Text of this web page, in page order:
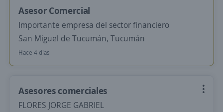
Asesor Comercial
Importante empresa del sector financiero
San Miguel de Tucumán, Tucumán
Hace 4 días
Asesores comerciales
FLORES JORGE GABRIEL